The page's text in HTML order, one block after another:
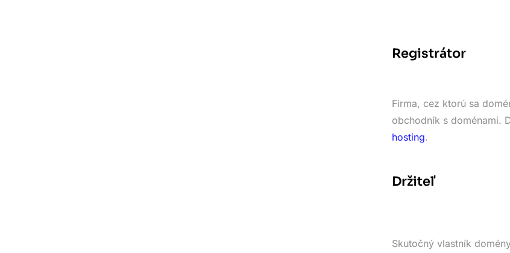
Registrátor
Firma, cez ktorú sa
obchodník s doménami.
hosting.
Držiteľ
Skutočný vlastník